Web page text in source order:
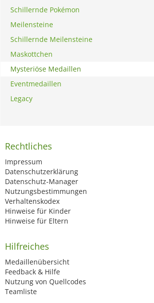
Schillernde Pokémon
Meilensteine
Schillernde Meilensteine
Maskottchen
Mysteriöse Medaillen
Eventmedaillen
Legacy
Rechtliches
Impressum
Datenschutzerklärung
Datenschutz-Manager
Nutzungsbestimmungen
Verhaltenskodex
Hinweise für Kinder
Hinweise für Eltern
Hilfreiches
Medaillenübersicht
Feedback & Hilfe
Nutzung von Quellcodes
Teamliste